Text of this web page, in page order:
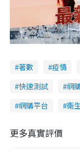
著數 疫情
快速測試
網
網購平台
衞
更多真實評價